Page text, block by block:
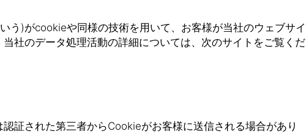
)がcookieや同様の技術を用いて、お客様が当社のウェブサイ
社のデータ処理活動の詳細については、次のサイトをご覧くだ
証された第三者からCookieがお客様に送信される場合があり